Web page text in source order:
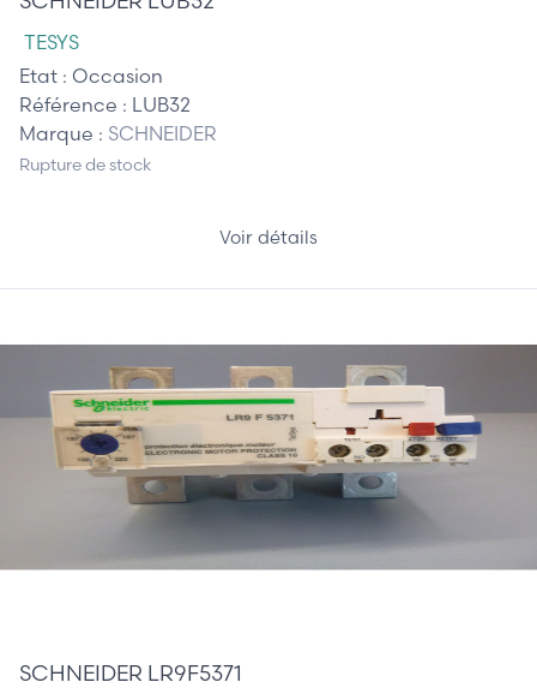
TESYS
Etat : Occasion
Référence : LUB32
Marque : SCHNEIDER
Rupture de stock
Voir détails
SCHNEIDER LR9F5371